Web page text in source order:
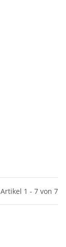
Artikel 1 - 7 von 7